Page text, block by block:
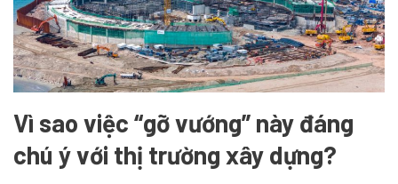
Vì sao việc “gỡ vướng” này đáng
chú ý với thị trường xây dựng?